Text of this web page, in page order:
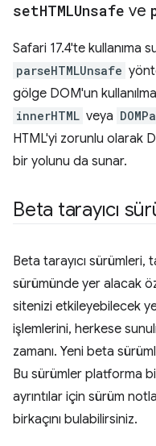
setHTMLUnsafe ve
Safari 17.4'te kullanıma
parseHTMLUnsafe
gölge DOM'un
innerHTML veya
HTML'yi zorunlu olarak
bir yolunu da sunar.
Beta tarayıcı
Beta tarayıcı sürümleri,
sürümünde yer alacak
sitenizi etkileyebilecek
işlemlerini, herkese
zamanı. Yeni beta
Bu sürümler platforma
ayrıntılar için sürüm
birkaçını bulabilirsiniz.